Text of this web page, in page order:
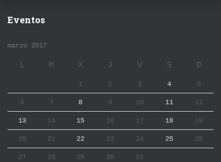
Eventos
marzo 2017
L M X J V S D
1 2 3 4 5
6 7 8 9 10 11 12
13 14 15 16 17 18 19
20 21 22 23 24 25 26
27 28 29 30
31